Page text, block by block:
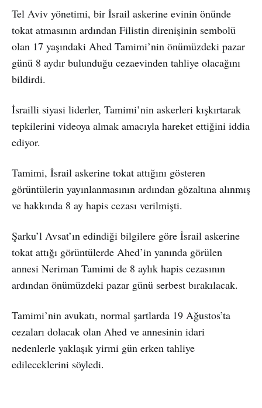
Tel Aviv yönetimi, bir İsrail askerine evinin önünde
tokat atmasının ardından Filistin direnişinin sembolü
olan 17 yaşındaki Ahed Tamimi’nin önümüzdeki pazar
günü 8 aydır bulunduğu cezaevinden tahliye olacağını
bildirdi.
İsrailli siyasi liderler, Tamimi’nin askerleri kışkırtarak
tepkilerini videoya almak amacıyla hareket ettiğini iddia
ediyor.
Tamimi, İsrail askerine tokat attığını gösteren
görüntülerin yayınlanmasının ardından gözaltına alınmış
ve hakkında 8 ay hapis cezası verilmişti.
Şarku’l Avsat’ın edindiği bilgilere göre İsrail askerine
tokat attığı görüntülerde Ahed’in yanında görülen
annesi Neriman Tamimi de 8 aylık hapis cezasının
ardından önümüzdeki pazar günü serbest bırakılacak.
Tamimi’nin avukatı, normal şartlarda 19 Ağustos’ta
cezaları dolacak olan Ahed ve annesinin idari
nedenlerle yaklaşık yirmi gün erken tahliye
edileceklerini söyledi.